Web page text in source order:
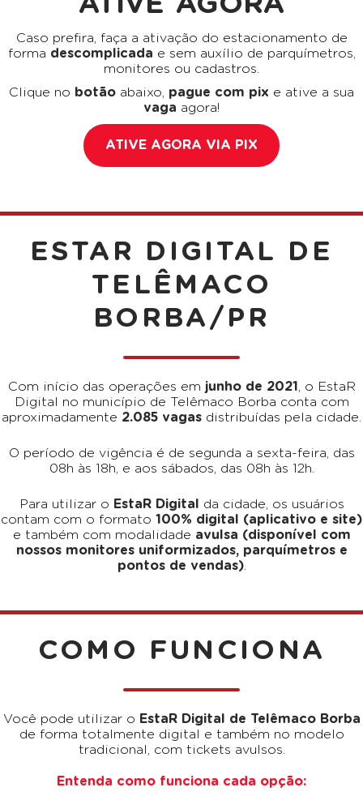
Caso prefira, faça a ativação do estacionamento de
forma descomplicada e sem auxílio de parquímetros,
monitores ou cadastros.
Clique no botão abaixo, pague com pix e ative a sua
vaga agora!
ATIVE AGORA VIA PIX
ESTAR DIGITAL DE
TELÊMACO
BORBA/PR
Com início das operações em junho de 2021
, o EstaR
Digital no município de Telêmaco Borba conta com
aproximadamente 2.085 vagas distribuídas pela cidade.
O período de vigência é de segunda a sexta-feira, das
08h às 18h, e aos sábados, das 08h às 12h.
Para utilizar o EstaR Digital
da cidade, os usuários
contam com o formato 100% digital (aplicativo e site)
e também com modalidade avulsa (disponível com
nossos monitores uniformizados, parquímetros e
pontos de vendas).
COMO FUNCIONA
Você pode utilizar o EstaR Digital de Telêmaco Borba
de forma totalmente digital e também no modelo
tradicional, com tickets avulsos.
Entenda como funciona cada opção: